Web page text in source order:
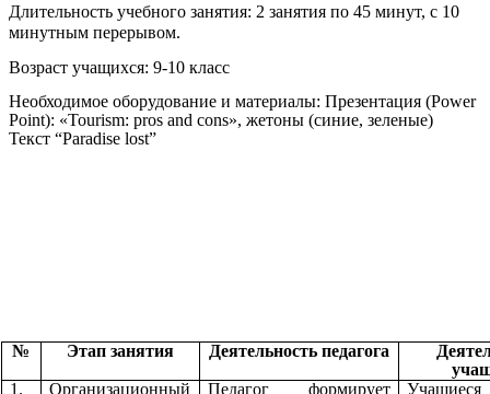
Длительность учебного занятия: 2 занятия по 45 минут, с 10
минутным перерывом.
Возраст учащихся: 9-10 класс
Необходимое оборудование и материалы: Презентация (Power
Point): «Tourism: pros and cons», жетоны (синие, зеленые)
Текст “Paradise lost”
№ Этап занятия Деятельность педагога
1.
Организационный
Педагог формирует
Учащиеся